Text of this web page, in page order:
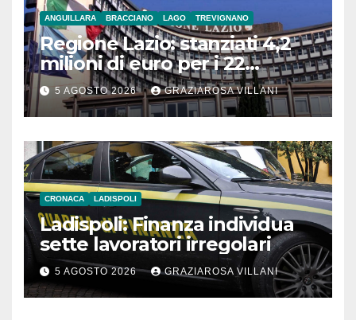
ANGUILLARA BRACCIANO LAGO TREVIGNANO
Regione Lazio: stanziati 4,2
milioni di euro per i 22
Comuni dell’Etruria
Meridionale
5 AGOSTO 2026 GRAZIAROSA VILLANI
CRONACA LADISPOLI
Ladispoli: Finanza individua
sette lavoratori irregolari
5 AGOSTO 2026 GRAZIAROSA VILLANI